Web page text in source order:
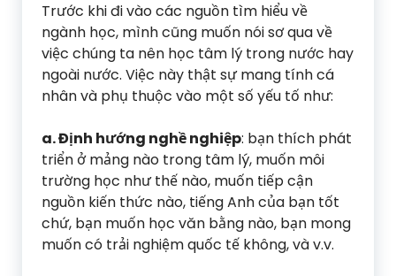
Trước khi đi vào các nguồn tìm hiểu về
ngành học, mình cũng muốn nói sơ qua về
việc chúng ta nên học tâm lý trong nước hay
ngoài nước. Việc này thật sự mang tính cá
nhân và phụ thuộc vào một số yếu tố như:
a. Định hướng nghề nghiệp: bạn thích phát
triển ở mảng nào trong tâm lý, muốn môi
trường học như thế nào, muốn tiếp cận
nguồn kiến thức nào, tiếng Anh của bạn tốt
chứ, bạn muốn học văn bằng nào, bạn mong
muốn có trải nghiệm quốc tế không, và v.v.